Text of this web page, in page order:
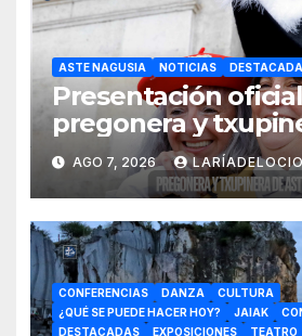
ASTE NAGUSIA NOTICIAS
Presentación
pregonera y
Aste Nagusia 2026
AGO 7, 2026
CONFERENCIAS DANZA
CULTURA
¿QUÉ SE PUEDE HACER HOY?
JAIAK
DESTACADAS
EXPOSICIONES TEATRO